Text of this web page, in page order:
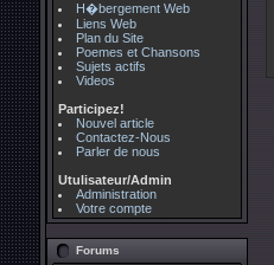
H�bergement Web
Liens Web
Plan du Site
Poemes et Chansons
Sujets actifs
Videos
Participez!
Nouvel article
Contactez-Nous
Parler de nous
Utulisateur/Admin
Administration
Votre compte
Forums